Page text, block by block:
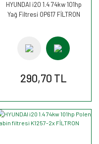
HYUNDAI i20 1.4 74kw 101hp
Yağ Filtresi OP617 FİLTRON
290,70 TL